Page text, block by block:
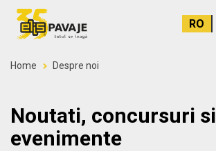
RO
Home Despre noi
Noutati, concursuri si
evenimente